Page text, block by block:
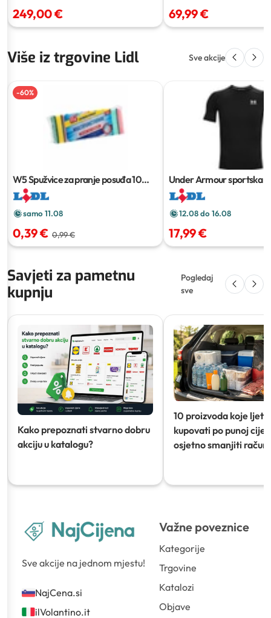
249,00 € 69,99 €
Više iz trgovine Lidl Sve akcije
-60%
W5 Spužvice za pranje posuđa10
kom
samo 11.08
0,39 € 0,99 €
Under Armour sportska
12.08 do 16.08
17,99 €
Savjeti za pametnu
kupnju
Pogledaj
sve
Kako prepoznati stvarno dobru
akciju u katalogu?
10 proizvoda koje ljeti
kupovati po punoj
osjetno smanjiti račun)
Sve akcije na jednom mjestu!
NajCena.si
ilVolantino.it
Važne poveznice
Kategorije
Trgovine
Katalozi
Objave